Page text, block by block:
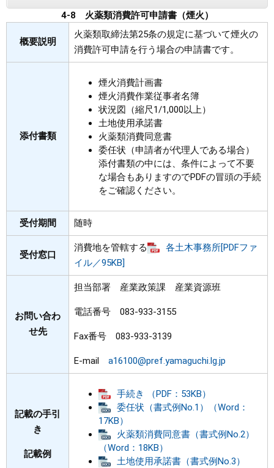
4-8 火薬類消費許可申請書（煙火）
概要説明
火薬類取締法第25条の規定に基づいて煙火の
消費許可申請を行う場合の申請書です。
添付書類
煙火消費計画書
煙火消費作業従事者名簿
状況図（縮尺1/1,000以上）
土地使用承諾書
火薬類消費同意書
委任状（申請者が代理人である場合）
添付書類の中には、条件によって不要
な場合もありますのでPDFの冒頭の手続
をご確認ください。
受付期間 随時
受付窓口
消費地を管轄する
各土木事務所[PDFファ
イル／95KB]
お問い合わ
せ先
担当部署 産業政策課 産業資源班
電話番号 083-933-3155
Fax番号 083-933-3139
E-mail a16100@pref.yamaguchi.lg.jp
記載の手引
き
記載例
手続き （PDF：53KB）
委任状（書式例No.1）（Word：
17KB）
火薬類消費同意書（書式例No.2）
（Word：18KB）
土地使用承諾書（書式例No.3）